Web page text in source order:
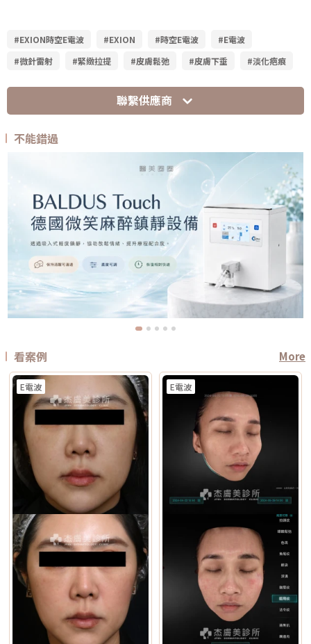
#EXION時空E電波 #EXION #時空E電波
#E電波
#微針雷射
#緊緻拉提 #皮膚鬆弛 #皮膚下垂 #淡化疤痕
聯繫供應商
不能錯過
看案例 More
E電波 E電波